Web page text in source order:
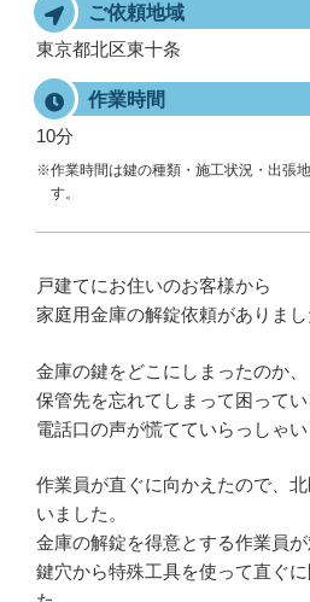
ご依頼地域
東京都北区東十条
作業時間
10分
※作業時間は鍵の種類・施工状況・出張
す。
戸建てにお住いのお客様から
家庭用金庫の解錠依頼がありまし
金庫の鍵をどこにしまったのか、
保管先を忘れてしまって困ってい
電話口の声が慌てていらっしゃい
作業員が直ぐに向かえたので、
いました。
金庫の解錠を得意とする作業員が
鍵穴から特殊工具を使って直ぐ